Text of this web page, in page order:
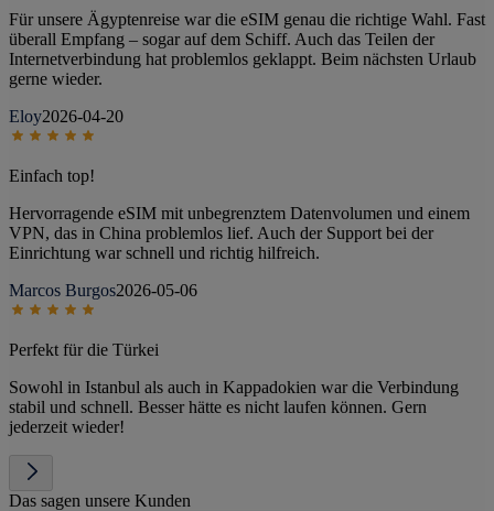
Für unsere Ägyptenreise war die eSIM genau die richtige Wahl. Fast
überall Empfang – sogar auf dem Schiff. Auch das Teilen der
Internetverbindung hat problemlos geklappt. Beim nächsten Urlaub
gerne wieder.
Eloy2026-04-20
Einfach top!
Hervorragende eSIM mit unbegrenztem Datenvolumen und einem
VPN, das in China problemlos lief. Auch der Support bei der
Einrichtung war schnell und richtig hilfreich.
Marcos Burgos2026-05-06
Perfekt für die Türkei
Sowohl in Istanbul als auch in Kappadokien war die Verbindung
stabil und schnell. Besser hätte es nicht laufen können. Gern
jederzeit wieder!
Das sagen unsere Kunden